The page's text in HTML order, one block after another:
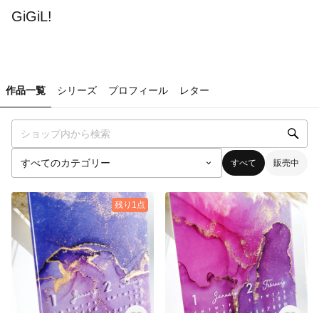
GiGiL!
作品一覧 シリーズ プロフィール レター
すべて 販売中
残り1点